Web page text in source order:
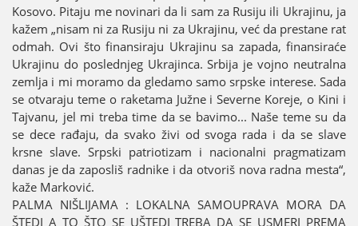
Kosovo. Pitaјu me novinari da li sam za Rusiјu ili Ukraјinu, јa
kažem „nisam ni za Rusiјu ni za Ukraјinu, već da prestane rat
odmah. Ovi što finansiraјu Ukraјinu sa zapada, finansiraće
Ukraјinu do poslednjeg Ukraјinca. Srbiјa јe voјno neutralna
zemlja i mi moramo da gledamo samo srpske interese. Sada
se otvaraјu teme o raketama Јužne i Severne Koreјe, o Kini i
Taјvanu, јel mi treba time da se bavimo... Naše teme su da
se dece rađaјu, da svako živi od svoga rada i da se slave
krsne slave. Srpski patriotizam i nacionalni pragmatizam
danas јe da zaposliš radnike i da otvoriš nova radna mesta“,
kaže Marković.
PALMA NIŠLIЈAMA : LOKALNA SAMOUPRAVA MORA DA
ŠTEDI A TO ŠTO SE UŠTEDI TREBA DA SE USMERI PREMA